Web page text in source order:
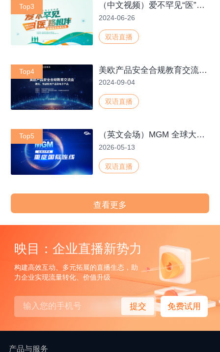
Top3 （中文视频）爱不罕见“医”路相伴，尿素循环系列专场-中欧诊疗经验交流会
2024-06-26
双语直播
Top4 美欧产品安全合规教育交流会 ——激光微波相关电子产品
2024-09-04
双语直播
Top5 （英文会场）MGM 全球大师会 重症国际连线-5.13
2026-05-13
双语直播
查看更多
映目：企业直播新势力
构建高效互动、多元拓展的直播生态，助
力企业实现流量转化、价值升级
提交 免费试用
产品与服务